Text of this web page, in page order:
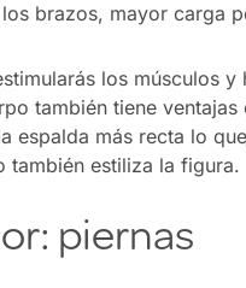
brazos, mayor carga
los músculos
también tiene
espalda más recta lo
también estiliza la figura.
piernas